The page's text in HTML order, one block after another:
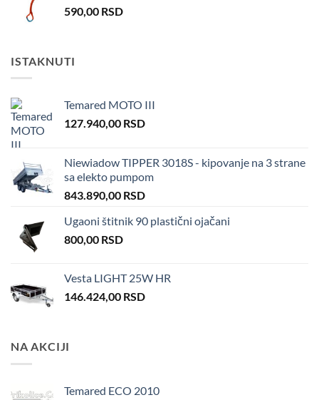
590,00 RSD
ISTAKNUTI
Temared MOTO III
127.940,00 RSD
Niewiadow TIPPER 3018S - kipovanje na 3 strane
sa elekto pumpom
843.890,00 RSD
Ugaoni štitnik 90 plastični ojačani
800,00 RSD
Vesta LIGHT 25W HR
146.424,00 RSD
NA AKCIJI
Temared ECO 2010